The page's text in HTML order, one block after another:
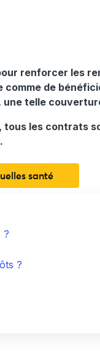
renforcer les
de
une telle
les contrats
santé
?
?